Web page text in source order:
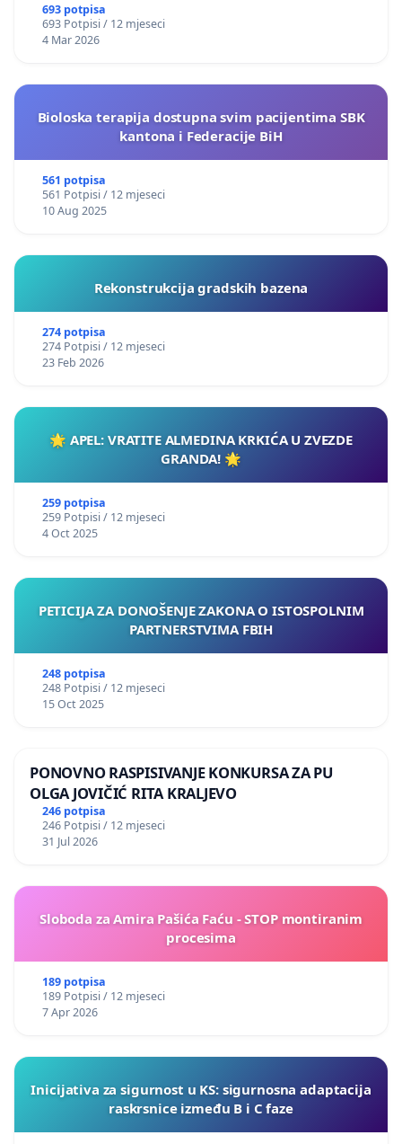
693 potpisa
693 Potpisi / 12 mjeseci
4 Mar 2026
Bioloska terapija dostupna svim pacijentima SBK
kantona i Federacije BiH
561 potpisa
561 Potpisi / 12 mjeseci
10 Aug 2025
Rekonstrukcija gradskih bazena
274 potpisa
274 Potpisi / 12 mjeseci
23 Feb 2026
🌟 APEL: VRATITE ALMEDINA KRKIĆA U ZVEZDE
GRANDA! 🌟
259 potpisa
259 Potpisi / 12 mjeseci
4 Oct 2025
PETICIJA ZA DONOŠENJE ZAKONA O ISTOSPOLNIM
PARTNERSTVIMA FBIH
248 potpisa
248 Potpisi / 12 mjeseci
15 Oct 2025
PONOVNO RASPISIVANJE KONKURSA ZA PU
OLGA JOVIČIĆ RITA KRALJEVO
246 potpisa
246 Potpisi / 12 mjeseci
31 Jul 2026
Sloboda za Amira Pašića Faću - STOP montiranim
procesima
189 potpisa
189 Potpisi / 12 mjeseci
7 Apr 2026
Inicijativa za sigurnost u KS: sigurnosna adaptacija
raskrsnice između B i C faze